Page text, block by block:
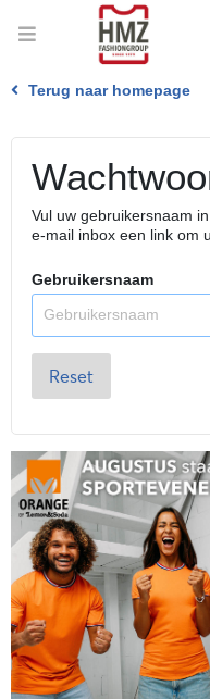
Terug naar homepage
Vul uw gebruikersnaam
e-mail inbox een link om
Gebruikersnaam